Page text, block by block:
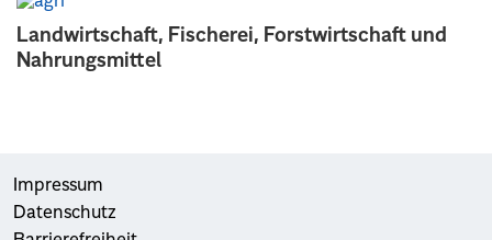
Landwirtschaft, Fischerei, Forstwirtschaft und
Nahrungsmittel
Impressum
Datenschutz